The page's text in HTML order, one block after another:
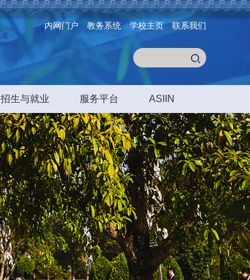
内网门户 教务系统 学校主页 联系我们
招生与就业 服务平台 ASIIN